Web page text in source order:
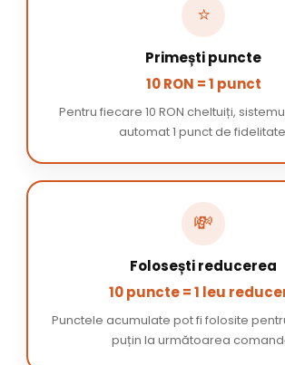
⭐
Primești puncte
10 RON = 1 punct
Pentru fiecare 10 RON cheltuiți,
automat 1 punct de
💸
Folosești reducerea
10 puncte = 1 leu
Punctele acumulate pot fi folosite
puțin la următoarea